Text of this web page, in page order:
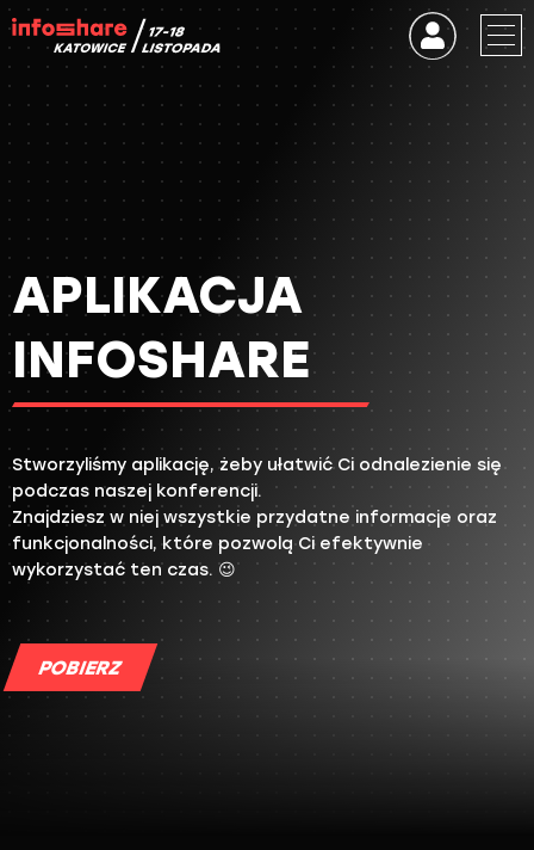
APLIKACJA
INFOSHARE
Stworzyliśmy aplikację, żeby ułatwić Ci odnalezienie się
podczas naszej konferencji.
Znajdziesz w niej wszystkie przydatne informacje oraz
funkcjonalności, które pozwolą Ci efektywnie
wykorzystać ten czas. 😉
POBIERZ